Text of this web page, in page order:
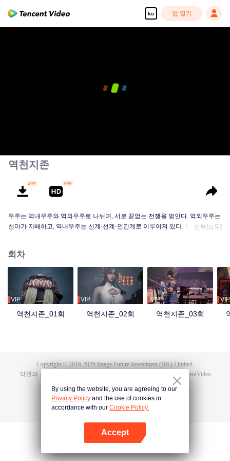
ko 앱 열기
역천지존
우주는 역내우주와 역외우주로 나뉘며, 서로 끝없는 전쟁을 벌인다. 역외우주는
천마가 지배하고, 역내우주는 신계·선계·인간계로 이루어져 있다. 신계의 지배
숨을 잃고, 만세윤회의 저주까지 받는다. 가족과 부하를 잃고, 나라를 빼앗겼으
며, 가장 아끼던 제자 영하천존마저 등을 돌린다. 이후 그는 윤회할 때마다 멸문
을 당하다가 마지막 생에서 담운으로 환생한다. 망월진 담가의 도련님 담운은
혼례 당일 약혼녀의 불륜을 목격하고 죽음 직전까지 몰리면서 전생의 기억을 각
성한다. 홍몽신태를 얻은 그는 폐물에서 절대적인 천재로 거듭나 전생의 공법으
옛 인연, 그리고 신계를 뒤흔든 배신의 진실까지…. 담운은 과연 모든 것을 되찾
전부[모두]
회차
VIP
역천지존_01회
VIP
역천지존_02회
VIP
역천지존_03회
VIP
Copyright © 2016-2026Image Future Investment (HK) Limited.
약관과 조항
TencentVideo
By using the website, you are agreeing to our
Privacy Policy and the use of cookies in
accordance with our Cookie Policy.
Accept